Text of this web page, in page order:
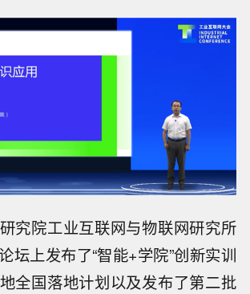
究院工业互联网与物联网研究所
坛上发布了“智能+学院”创新实训
全国落地计划以及发布了第二批